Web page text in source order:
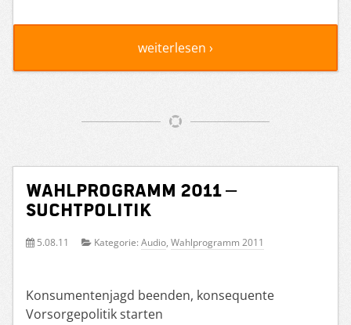
weiterlesen ›
Wahlprogramm 2011 –
Suchtpolitik
5.08.11 Kategorie: Audio, Wahlprogramm 2011
Konsumentenjagd beenden, konsequente
Vorsorgepolitik starten